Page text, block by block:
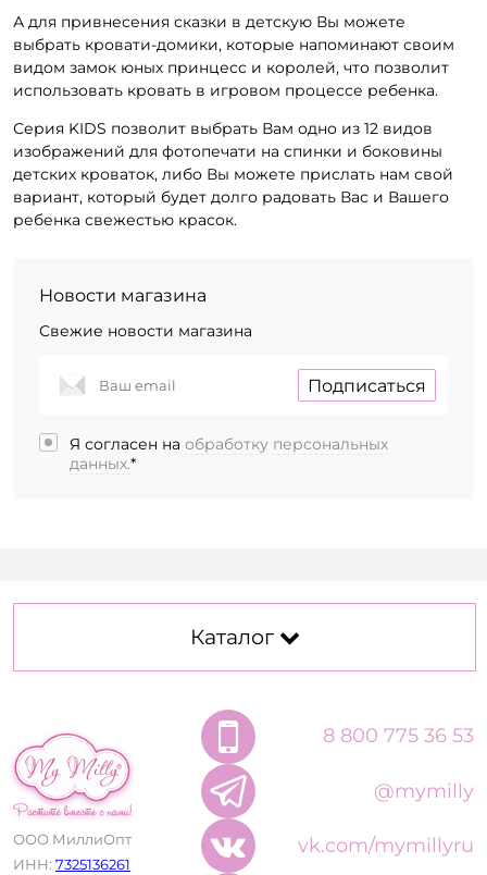
А для привнесения сказки в детскую Вы можете
выбрать кровати-домики, которые напоминают своим
видом замок юных принцесс и королей, что позволит
использовать кровать в игровом процессе ребенка.
Серия KIDS позволит выбрать Вам одно из 12 видов
изображений для фотопечати на спинки и боковины
детских кроваток, либо Вы можете прислать нам свой
вариант, который будет долго радовать Вас и Вашего
ребенка свежестью красок.
Новости магазина
Свежие новости магазина
Подписаться
Я согласен на обработку персональных
данных.*
Каталог
ООО МиллиОпт
ИНН: 7325136261
8 800 775 36 53
@mymilly
vk.com/mymillyru